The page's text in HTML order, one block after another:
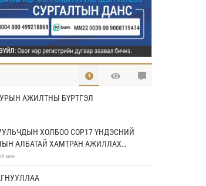
АЖИЛТНЫ БҮРТГЭЛ
ХОЛБОО COP17 ҮНДЭСНИЙ
АЛБАТАЙ ХАМТРАН АЖИЛЛАХ
БАЙГУУЛЛАА
мин